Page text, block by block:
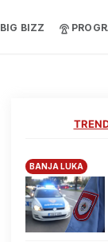
BIG BIZZ
BANJA LUKA